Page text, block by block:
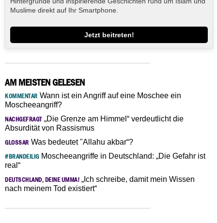
Muslime direkt auf Ihr Smartphone.
Jetzt beitreten!
AM MEISTEN GELESEN
KOMMENTAR Wann ist ein Angriff auf eine Moschee ein
Moscheeangriff?
NACHGEFRAGT„Die Grenze am Himmel“ verdeutlicht die
Absurdität von Rassismus
GLOSSAR Was bedeutet "Allahu akbar“?
#BRANDEILIGMoscheeangriffe in Deutschland: „Die Gefahr ist
real“
DEUTSCHLAND, DEINE UMMA! „Ich schreibe, damit mein Wissen
nach meinem Tod existiert“